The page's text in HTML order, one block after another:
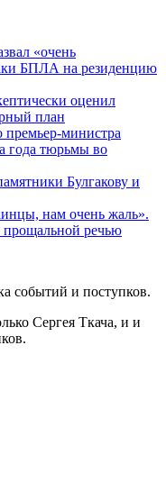
«очень
БПЛА на резиденцию
оценил
план
министра
года тюрьмы во
Булгакову и
нам очень жаль».
прощальной речью
событий и поступков.
Сергея Ткача, и и